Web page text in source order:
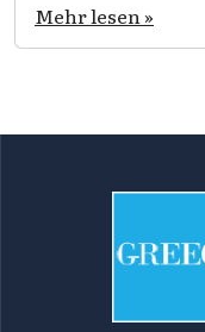
Mehr lesen »